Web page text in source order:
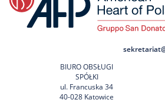
BIURO OBSŁUGI
SPÓŁKI
ul. Francuska 34
40-028 Katowice